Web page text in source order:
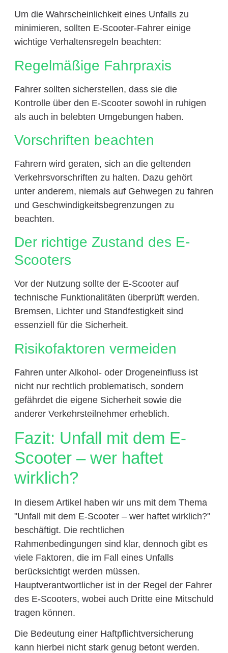
Um die Wahrscheinlichkeit eines Unfalls zu
minimieren, sollten E-Scooter-Fahrer einige
wichtige Verhaltensregeln beachten:
Regelmäßige Fahrpraxis
Fahrer sollten sicherstellen, dass sie die
Kontrolle über den E-Scooter sowohl in ruhigen
als auch in belebten Umgebungen haben.
Vorschriften beachten
Fahrern wird geraten, sich an die geltenden
Verkehrsvorschriften zu halten. Dazu gehört
unter anderem, niemals auf Gehwegen zu fahren
und Geschwindigkeitsbegrenzungen zu
beachten.
Der richtige Zustand des E-
Scooters
Vor der Nutzung sollte der E-Scooter auf
technische Funktionalitäten überprüft werden.
Bremsen, Lichter und Standfestigkeit sind
essenziell für die Sicherheit.
Risikofaktoren vermeiden
Fahren unter Alkohol- oder Drogeneinfluss ist
nicht nur rechtlich problematisch, sondern
gefährdet die eigene Sicherheit sowie die
anderer Verkehrsteilnehmer erheblich.
Fazit: Unfall mit dem E-
Scooter – wer haftet
wirklich?
In diesem Artikel haben wir uns mit dem Thema
"Unfall mit dem E-Scooter – wer haftet wirklich?"
beschäftigt. Die rechtlichen
Rahmenbedingungen sind klar, dennoch gibt es
viele Faktoren, die im Fall eines Unfalls
berücksichtigt werden müssen.
Hauptverantwortlicher ist in der Regel der Fahrer
des E-Scooters, wobei auch Dritte eine Mitschuld
tragen können.
Die Bedeutung einer Haftpflichtversicherung
kann hierbei nicht stark genug betont werden.